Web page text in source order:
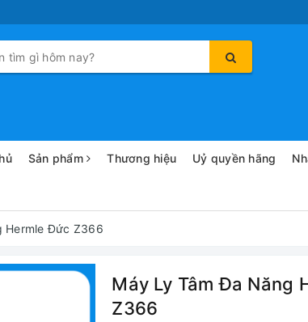
Sản phẩm Thương hiệu Uỷ quyền hãng
Hermle Đức Z366
Máy Ly Tâm Đa Năng
Z366